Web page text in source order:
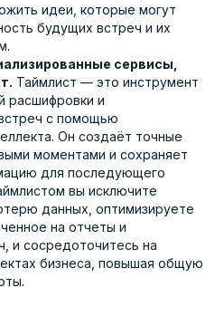
идеи, которые могут
будущих встреч и их
сервисы,
Таймлист — это инструмент
расшифровки и
с помощью
Он создаёт точные
моментами и сохраняет
для последующего
вы исключите
данных, оптимизируете
на отчеты и
и сосредоточитесь на
бизнеса, повышая общую